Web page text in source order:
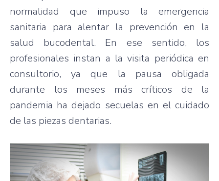
normalidad que impuso la emergencia
sanitaria para alentar la prevención en la
salud bucodental. En ese sentido, los
profesionales instan a la visita periódica en
consultorio, ya que la pausa obligada
durante los meses más críticos de la
pandemia ha dejado secuelas en el cuidado
de las piezas dentarias.